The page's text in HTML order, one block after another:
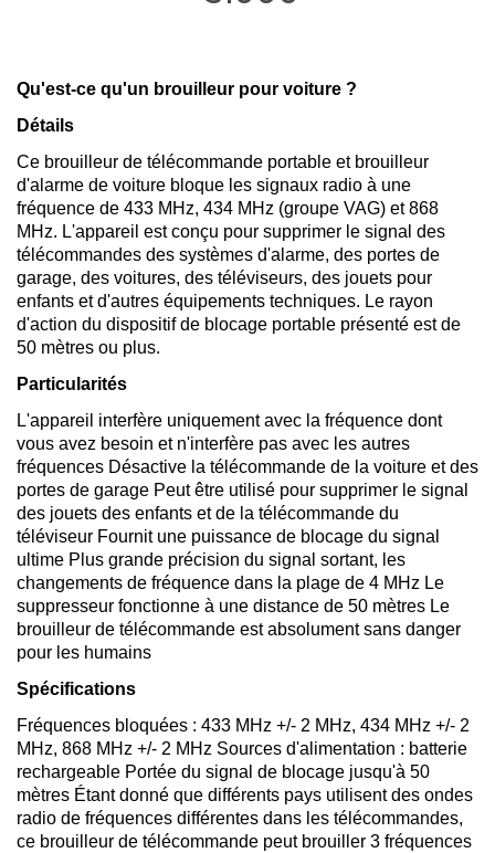
Qu'est-ce qu'un brouilleur pour voiture ?
Détails
Ce brouilleur de télécommande portable et brouilleur
d'alarme de voiture bloque les signaux radio à une
fréquence de 433 MHz, 434 MHz (groupe VAG) et 868
MHz. L'appareil est conçu pour supprimer le signal des
télécommandes des systèmes d'alarme, des portes de
garage, des voitures, des téléviseurs, des jouets pour
enfants et d'autres équipements techniques. Le rayon
d'action du dispositif de blocage portable présenté est de
50 mètres ou plus.
Particularités
L'appareil interfère uniquement avec la fréquence dont
vous avez besoin et n'interfère pas avec les autres
fréquences Désactive la télécommande de la voiture et des
portes de garage Peut être utilisé pour supprimer le signal
des jouets des enfants et de la télécommande du
téléviseur Fournit une puissance de blocage du signal
ultime Plus grande précision du signal sortant, les
changements de fréquence dans la plage de 4 MHz Le
suppresseur fonctionne à une distance de 50 mètres Le
brouilleur de télécommande est absolument sans danger
pour les humains
Spécifications
Fréquences bloquées : 433 MHz +/- 2 MHz, 434 MHz +/- 2
MHz, 868 MHz +/- 2 MHz Sources d'alimentation : batterie
rechargeable Portée du signal de blocage jusqu'à 50
mètres Étant donné que différents pays utilisent des ondes
radio de fréquences différentes dans les télécommandes,
ce brouilleur de télécommande peut brouiller 3 fréquences